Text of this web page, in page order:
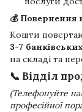
💰 Повернення
Кошти
3-7
на складі та
📞 Відділ
(Телефонуйте
професійної